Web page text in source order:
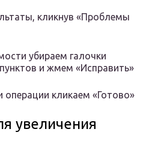
кликнув «Проблемы
убираем галочки
и жмем «Исправить»
операции кликаем «Готово»
увеличения